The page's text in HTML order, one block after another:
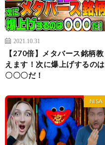
2021.10.31
【270倍】メタバース銘柄教
えます！次に爆上げするのは
〇〇〇だ！
NISA